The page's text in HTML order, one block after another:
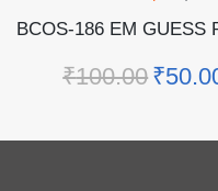
BCOS-186 EM GUESS
₹100.00 ₹